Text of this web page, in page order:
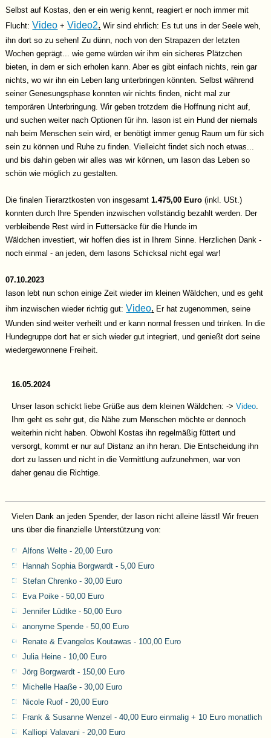
Selbst auf Kostas, den er ein wenig kennt, reagiert er noch immer mit
Flucht: Video + Video2. Wir sind ehrlich: Es tut uns in der Seele weh,
ihn dort so zu sehen! Zu dünn, noch von den Strapazen der letzten
Wochen geprägt... wie gerne würden wir ihm ein sicheres Plätzchen
bieten, in dem er sich erholen kann. Aber es gibt einfach nichts, rein gar
nichts, wo wir ihn ein Leben lang unterbringen könnten. Selbst während
seiner Genesungsphase konnten wir nichts finden, nicht mal zur
temporären Unterbringung. Wir geben trotzdem die Hoffnung nicht auf,
und suchen weiter nach Optionen für ihn. Iason ist ein Hund der niemals
nah beim Menschen sein wird, er benötigt immer genug Raum um für sich
sein zu können und Ruhe zu finden. Vielleicht findet sich noch etwas...
und bis dahin geben wir alles was wir können, um Iason das Leben so
schön wie möglich zu gestalten.
Die finalen Tierarztkosten von insgesamt1.475,00 Euro (inkl. USt.)
konnten durch Ihre Spenden inzwischen vollständig bezahlt werden. Der
verbleibende Rest wird in Futtersäcke für die Hunde im
Wäldchen investiert, wir hoffen dies ist in Ihrem Sinne. Herzlichen Dank -
noch einmal - an jeden, dem Iasons Schicksal nicht egal war!
07.10.2023
Iason lebt nun schon einige Zeit wieder im kleinen Wäldchen, und es geht
ihm inzwischen wieder richtig gut: Video. Er hat zugenommen, seine
Wunden sind weiter verheilt und er kann normal fressen und trinken. In die
Hundegruppe dort hat er sich wieder gut integriert, und genießt dort seine
wiedergewonnene Freiheit.
16.05.2024
Unser Iason schickt liebe Grüße aus dem kleinen Wäldchen: ->Video.
Ihm geht es sehr gut, die Nähe zum Menschen möchte er dennoch
weiterhin nicht haben. Obwohl Kostas ihn regelmäßig füttert und
versorgt, kommt er nur auf Distanz an ihn heran. Die Entscheidung ihn
dort zu lassen und nicht in die Vermittlung aufzunehmen, war von
daher genau die Richtige.
Vielen Dank an jeden Spender, der Iason nicht alleine lässt! Wir freuen
uns über die finanzielle Unterstützung von:
Alfons Welte - 20,00 Euro
Hannah Sophia Borgwardt - 5,00 Euro
Stefan Chrenko - 30,00 Euro
Eva Poike - 50,00 Euro
Jennifer Lüdtke - 50,00 Euro
anonyme Spende - 50,00 Euro
Renate & Evangelos Koutawas - 100,00 Euro
Julia Heine - 10,00 Euro
Jörg Borgwardt - 150,00 Euro
Michelle Haaße - 30,00 Euro
Nicole Ruof - 20,00 Euro
Frank & Susanne Wenzel - 40,00 Euro einmalig + 10 Euro monatlich
Kalliopi Valavani - 20,00 Euro